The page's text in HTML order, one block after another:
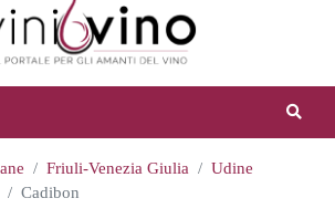
Friuli-Venezia Giulia
Udine
Cadibon